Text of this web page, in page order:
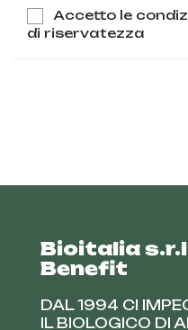
Accetto le
di riservatezza
Bioitalia
Benefit
DAL 1994 CI
IL BIOLOGICO DI